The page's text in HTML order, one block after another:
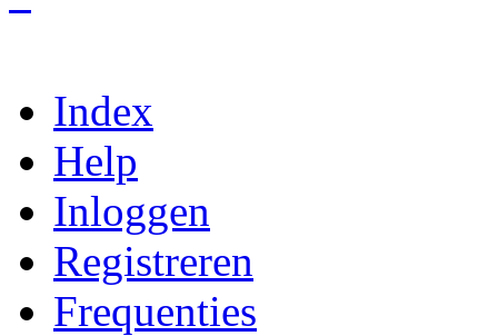
Index
Help
Inloggen
Registreren
Frequenties